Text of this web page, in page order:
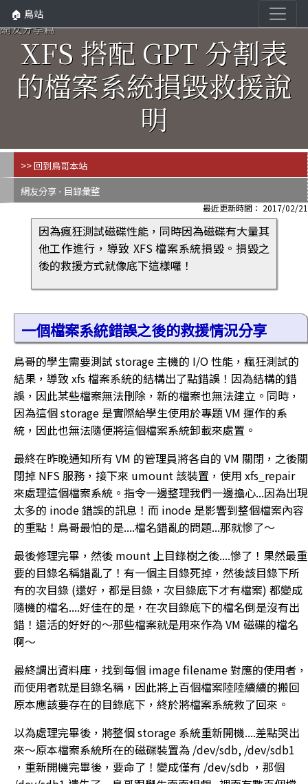
🏠 鳥站
網友分享篇
XFS 搭配 GPT 分割表
的檔案系統損毀救援說
明
>> 回到鳥哥本站
網友分享 - 目錄彙整
最近更新時間： 2017/02/21
因為瘋狂測試磁碟性能，同時因為磁碟有大量其
他工作進行，導致 XFS 檔案系統損毀。損毀之
後的救援方式就像底下這樣囉！
一個檔案系統錯誤之後的救援情況分享
鳥哥的學生需要測試 storage 主機的 I/O 性能，瘋狂測試的
結果，導致 xfs 檔案系統的結構出了點錯誤！因為結構的錯
誤，因此某些檔案無法刪除，新的檔案也無法建立。同時，
因為這個 storage 是實際給學生使用於專題 VM 運作的系
統，因此也無法隨便將這個檔案系統卸載來處置。
最終在昨晚通知所有 VM 的管理員將各自的 VM 關閉，之後關
閉掉 NFS 服務，接下來 umount 該裝置，使用 xfs_repair
來處理這個檔案系統。指令一邊整理我們一邊擔心...因為出現
太多的 inode 錯誤的訊息！而 inode 是影響到整個檔案內容
的重點！鳥哥最怕的是....檔名錯亂的問題...那就慘了～
最後修理完畢，然後 mount 上目錄樹之後....慘了！果然最重
要的目錄名稱錯亂了！有一個主目錄死掉，然後該目錄下所
有的次目錄 (還好，都是目錄，次目錄底下才有檔案) 都變成
隨機的檔名....好佳在的是，在次目錄底下的檔名倒是沒有出
錯！還活的好好的～那些檔案就是用來作為 VM 磁碟的檔名
啊～
最終調出資料庫，找到每個 image filename 對應的使用者，
而使用者就是目錄名稱，因此將上百個檔案陸陸續續的搬回
原本應該要存在的目錄底下，終於將檔案系統救了回來。
以為處理完畢後，將整個 storage 系統重新開機....差點哭出
來～原本檔案系統所在的磁碟裝置為 /dev/sdb, /dev/sdb1
，重新開機完畢後，要命了！變成僅有 /dev/sdb ，那個